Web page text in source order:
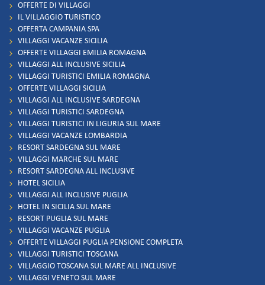
OFFERTE DI VILLAGGI
IL VILLAGGIO TURISTICO
OFFERTA CAMPANIA SPA
VILLAGGI VACANZE SICILIA
OFFERTE VILLAGGI EMILIA ROMAGNA
VILLAGGI ALL INCLUSIVE SICILIA
VILLAGGI TURISTICI EMILIA ROMAGNA
OFFERTE VILLAGGI SICILIA
VILLAGGI ALL INCLUSIVE SARDEGNA
VILLAGGI TURISTICI SARDEGNA
VILLAGGI TURISTICI IN LIGURIA SUL MARE
VILLAGGI VACANZE LOMBARDIA
RESORT SARDEGNA SUL MARE
VILLAGGI MARCHE SUL MARE
RESORT SARDEGNA ALL INCLUSIVE
HOTEL SICILIA
VILLAGGI ALL INCLUSIVE PUGLIA
HOTEL IN SICILIA SUL MARE
RESORT PUGLIA SUL MARE
VILLAGGI VACANZE PUGLIA
OFFERTE VILLAGGI PUGLIA PENSIONE COMPLETA
VILLAGGI TURISTICI TOSCANA
VILLAGGIO TOSCANA SUL MARE ALL INCLUSIVE
VILLAGGI VENETO SUL MARE